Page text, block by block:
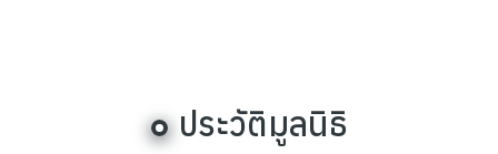
ประวัติมูลนิธิ